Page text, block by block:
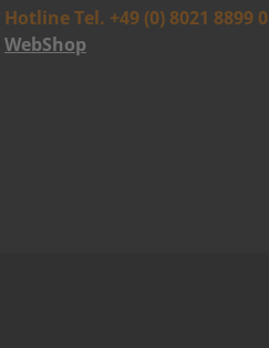
Hotline Tel. +49 (0) 8021 8899 0
WebShop